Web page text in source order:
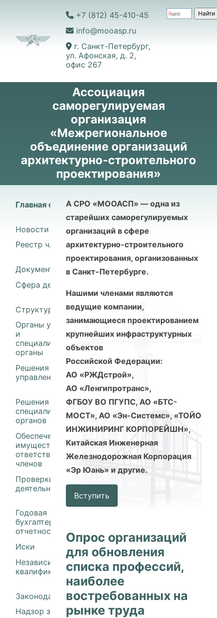
+7 (812) 45-410-45
info@mooasp.ru
г. Санкт-Петербург,
ул. Афонская, д. 2,
офис 267
Ассоциация
саморегулируемая
организация
«Межрегиональное
объединение организаций
архитектурно-строительного
проектирования»
Главная страница
Новости
Реестр членов
Документы
Сфера деятельности
Структура
Органы управления
и
специализированные
органы
Решения органов
управления
Решения
специализированных
органов
Обеспечение
имущественной
ответственности
членов
Проверки
деятельности членов
Годовая
бухгалтерская
отчетность
Иски
Независимая оценка
квалификации
Законодательство
Надзор за СРО
А СРО «МООАСП» — одна из
старейших саморегулируемых
организаций в сфере
архитектурно-строительного
проектирования, организованных
в Санкт-Петербурге.
Нашими членами являются
ведущие компании,
занимающиеся проектированием
крупнейших инфраструктурных
объектов
Российской Федерации:
АО «РЖДстрой»,
АО «Ленгипротранс»,
ФГБОУ ВО ПГУПС, АО «БТС-
МОСТ», АО «Эн-Системс», «ТОЙО
ИНЖИНИРИНГ КОРПОРЕЙШН»,
Китайская Инженерная
Железнодорожная Корпорация
«Эр Юань» и другие.
Вступить
Опрос организаций
для обновления
списка профессий,
наиболее
востребованных на
рынке труда